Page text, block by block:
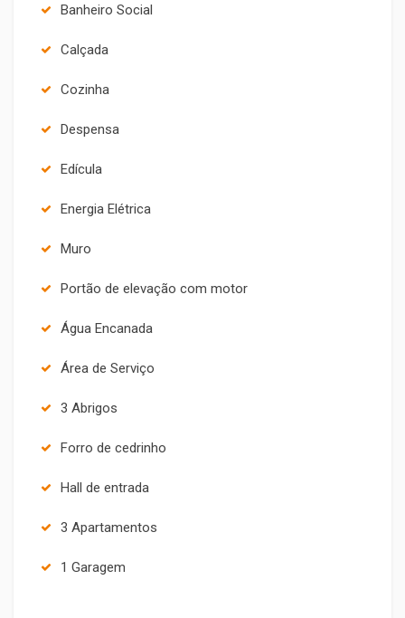
Banheiro Social
Calçada
Cozinha
Despensa
Edícula
Energia Elétrica
Muro
Portão de elevação com motor
Água Encanada
Área de Serviço
3 Abrigos
Forro de cedrinho
Hall de entrada
3 Apartamentos
1 Garagem